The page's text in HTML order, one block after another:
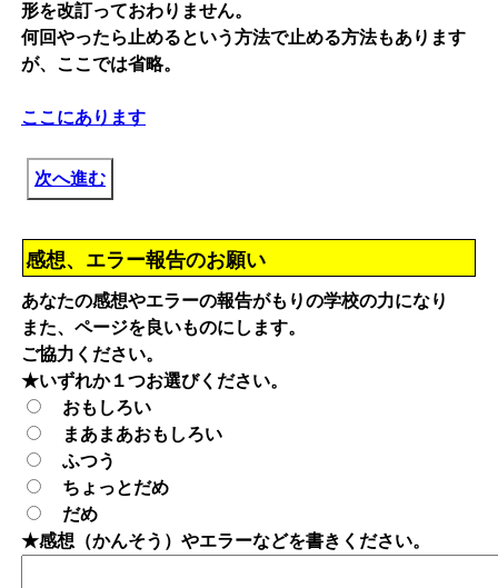
形を改訂っておわりません。
何回やったら止めるという方法で止める方法もあります
が、ここでは省略。
ここにあります
次へ進む
感想、エラー報告のお願い
あなたの感想やエラーの報告がもりの学校の力になり
また、ページを良いものにします。
ご協力ください。
★いずれか１つお選びください。
おもしろい
まあまあおもしろい
ふつう
ちょっとだめ
だめ
★感想（かんそう）やエラーなどを書きください。